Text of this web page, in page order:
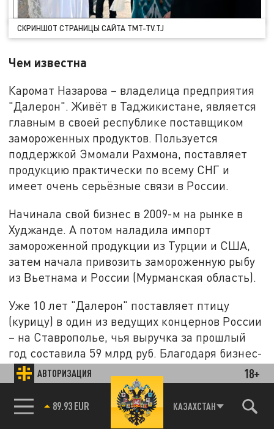
АВТОРИЗАЦИЯ 18+
89.93 EUR КАЗАХСТАН
СКРИНШОТ СТРАНИЦЫ САЙТА TMT-TV.TJ
Чем известна
Каромат Назарова – владелица предприятия
"Далерон". Живёт в Таджикистане, является
главным в своей республике поставщиком
замороженных продуктов. Пользуется
поддержкой Эмомали Рахмона, поставляет
продукцию практически по всему СНГ и
имеет очень серьёзные связи в России.
Начинала свой бизнес в 2009-м на рынке в
Худжанде. А потом наладила импорт
замороженной продукции из Турции и США,
затем начала привозить замороженную рыбу
из Вьетнама и России (Мурманская область).
Уже 10 лет "Далерон" поставляет птицу
(курицу) в один из ведущих концернов России
– на Ставрополье, чья выручка за прошлый
год составила 59 млрд руб. Благодаря бизнес-
партнёрам в нашей стране, которые имеют
выходы наверх, Назарова может влиять на те
или иные не только коммерческие, но и
общественные решения, а за счёт денег –